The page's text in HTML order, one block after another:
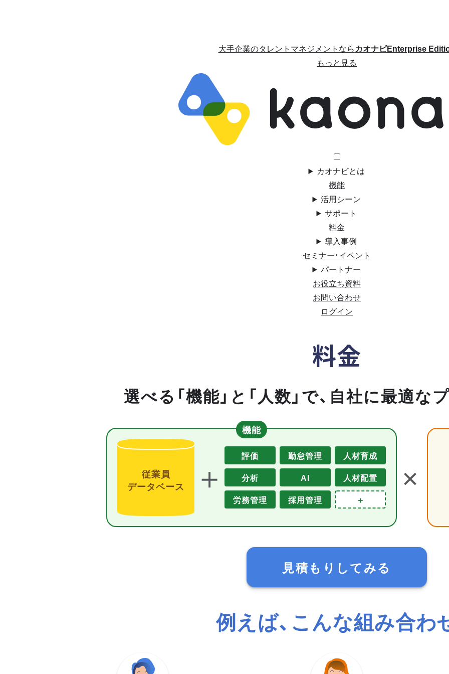
大手企業のタレントマネジメントならカオナビEnterprise
もっと見る
カオナビとは
機能
活用シーン
サポート
料金
導入事例
セミナー・イベント
パートナー
お役立ち資料
お問い合わせ
ログイン
料金
選べる「機能」と「人数」で、自社に最適な
機能
従業員
データベース
＋
評価 勤怠管理
人材育成
分析
AI
人材配置
労務管理
採用管理 ＋ ＋
見積もりしてみる
例えば、こんな組み合わ